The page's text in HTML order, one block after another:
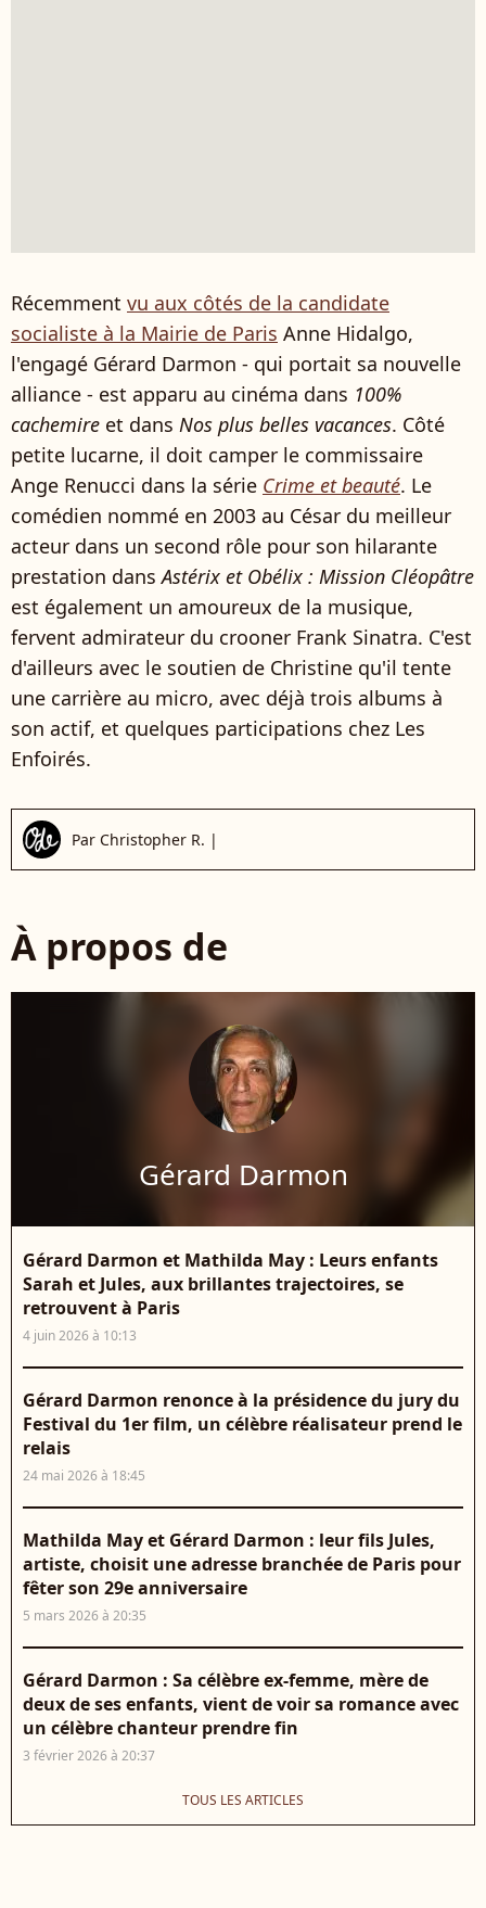
Récemment vu aux côtés de la candidate
socialiste à la Mairie de Paris Anne Hidalgo,
l'engagé Gérard Darmon - qui portait sa nouvelle
alliance - est apparu au cinéma dans 100%
cachemire et dans Nos plus belles vacances. Côté
petite lucarne, il doit camper le commissaire
Ange Renucci dans la série Crime et beauté. Le
comédien nommé en 2003 au César du meilleur
acteur dans un second rôle pour son hilarante
prestation dansAstérix et Obélix : Mission Cléopâtre
est également un amoureux de la musique,
fervent admirateur du crooner Frank Sinatra. C'est
d'ailleurs avec le soutien de Christine qu'il tente
une carrière au micro, avec déjà trois albums à
son actif, et quelques participations chez Les
Enfoirés.
Par Christopher R. |
À propos de
Gérard Darmon
Gérard Darmon et Mathilda May : Leurs enfants
Sarah et Jules, aux brillantes trajectoires, se
retrouvent à Paris
4 juin 2026 à 10:13
Gérard Darmon renonce à la présidence du jury du
Festival du 1er film, un célèbre réalisateur prend le
relais
24 mai 2026 à 18:45
Mathilda May et Gérard Darmon : leur fils Jules,
artiste, choisit une adresse branchée de Paris pour
fêter son 29e anniversaire
5 mars 2026 à 20:35
Gérard Darmon : Sa célèbre ex-femme, mère de
deux de ses enfants, vient de voir sa romance avec
un célèbre chanteur prendre fin
3 février 2026 à 20:37
TOUS LES ARTICLES